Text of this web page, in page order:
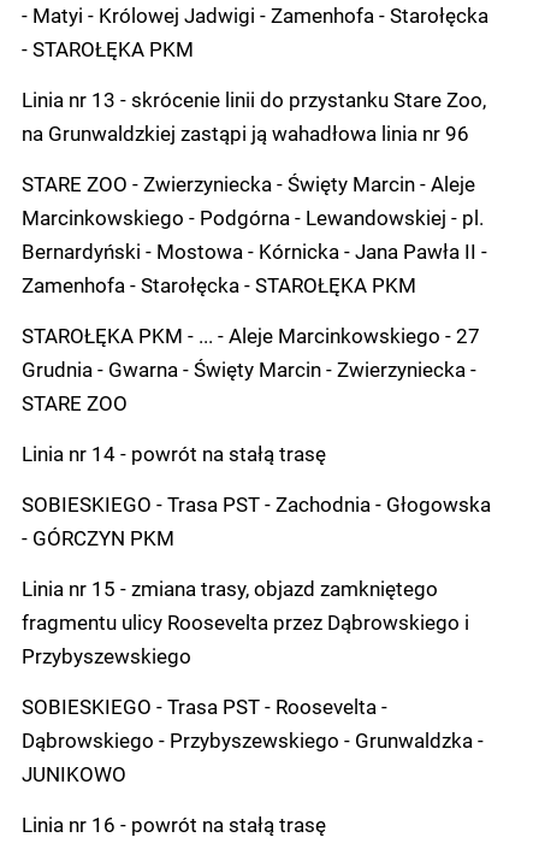
- Matyi - Królowej Jadwigi - Zamenhofa - Starołęcka
- STAROŁĘKA PKM
Linia nr 13 - skrócenie linii do przystanku Stare Zoo,
na Grunwaldzkiej zastąpi ją wahadłowa linia nr 96
STARE ZOO - Zwierzyniecka - Święty Marcin - Aleje
Marcinkowskiego - Podgórna - Lewandowskiej - pl.
Bernardyński - Mostowa - Kórnicka - Jana Pawła II -
Zamenhofa - Starołęcka - STAROŁĘKA PKM
STAROŁĘKA PKM - ... - Aleje Marcinkowskiego - 27
Grudnia - Gwarna - Święty Marcin - Zwierzyniecka -
STARE ZOO
Linia nr 14 - powrót na stałą trasę
SOBIESKIEGO - Trasa PST - Zachodnia - Głogowska
- GÓRCZYN PKM
Linia nr 15 - zmiana trasy, objazd zamkniętego
fragmentu ulicy Roosevelta przez Dąbrowskiego i
Przybyszewskiego
SOBIESKIEGO - Trasa PST - Roosevelta -
Dąbrowskiego - Przybyszewskiego - Grunwaldzka -
JUNIKOWO
Linia nr 16 - powrót na stałą trasę